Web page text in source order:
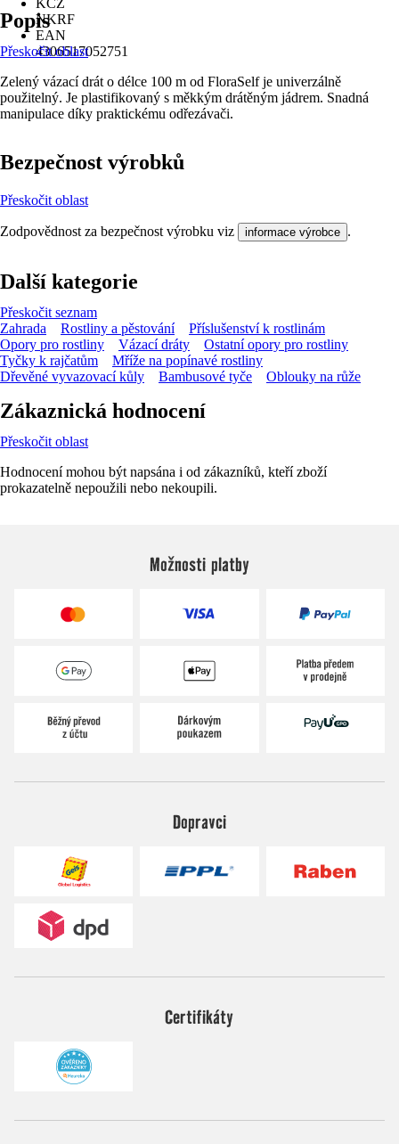
KČZ
NKRF
EAN
4306517052751
Popis
Přeskočit oblast
Zelený vázací drát o délce 100 m od FloraSelf je univerzálně
použitelný. Je plastifikovaný s měkkým drátěným jádrem. Snadná
manipulace díky praktickému odřezávači.
Bezpečnost výrobků
Přeskočit oblast
Zodpovědnost za bezpečnost výrobku viz informace výrobce .
Další kategorie
Přeskočit seznam
Zahrada
Rostliny a pěstování
Příslušenství k rostlinám
Opory pro rostliny
Vázací dráty
Ostatní opory pro rostliny
Tyčky k rajčatům
Mříže na popínavé rostliny
Dřevěné vyvazovací kůly
Bambusové tyče Oblouky na růže
Zákaznická hodnocení
Přeskočit oblast
Hodnocení mohou být napsána i od zákazníků, kteří zboží
prokazatelně nepoužili nebo nekoupili.
Možnosti platby
Dopravci
Certifikáty